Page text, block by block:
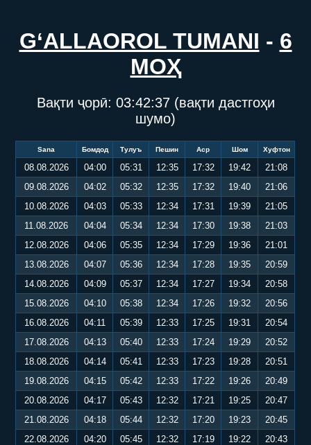
G‘ALLAOROL TUMANI - 6
МОҲ
Вақти ҷорӣ: 03:42:38(вақти дастгоҳи
шумо)
Sana Бомдод Тулуъ Пешин Аср Шом Хуфтон
08.08.2026 04:00 05:31 12:35 17:32 19:42
21:08
09.08.2026
04:02 05:32 12:35 17:32 19:40
21:06
10.08.2026
04:03 05:33 12:34 17:31 19:39
21:05
11.08.2026
04:04 05:34 12:34 17:30 19:38
21:03
12.08.2026
04:06 05:35 12:34 17:29 19:36
21:01
13.08.2026
04:07 05:36 12:34 17:28 19:35
20:59
14.08.2026
04:09 05:37 12:34 17:27 19:34
20:58
15.08.2026
04:10 05:38 12:34 17:26 19:32
20:56
16.08.2026
04:11 05:39 12:33 17:25 19:31
20:54
17.08.2026
04:13 05:40 12:33 17:24 19:29
20:52
18.08.2026
04:14 05:41 12:33 17:23 19:28
20:51
19.08.2026
04:15 05:42 12:33 17:22 19:26
20:49
20.08.2026
04:17 05:43 12:32 17:21 19:25
20:47
21.08.2026
04:18 05:44 12:32 17:20 19:23
20:45
22.08.2026
04:20 05:45 12:32 17:19 19:22
20:43